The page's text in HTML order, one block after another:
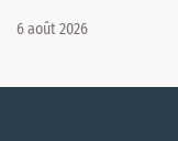
6 août 2026